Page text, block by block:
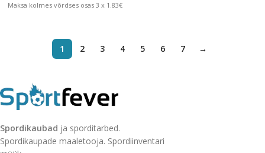
Maksa kolmes võrdses osas 3 x 1.83€
1 2 3 4 5 6 7 →
Spordikaubad ja sporditarbed.
Spordikaupade maaletooja. Spordiinventari